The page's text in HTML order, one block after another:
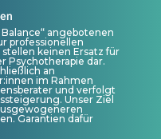
angebotenen
professionellen
keinen Ersatz für
Psychotherapie dar.
an
im Rahmen
und verfolgt
Unser Ziel
Garantien dafür